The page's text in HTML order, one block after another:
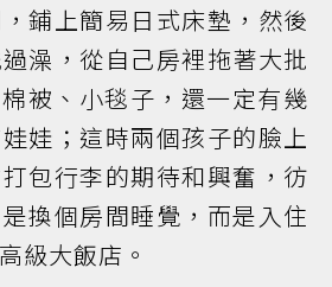
鋪上簡易日式床墊，然後
澡，從自己房裡拖著大批
被、小毯子，還一定有幾
娃；這時兩個孩子的臉上
包行李的期待和興奮，彷
換個房間睡覺，而是入住
級大飯店。